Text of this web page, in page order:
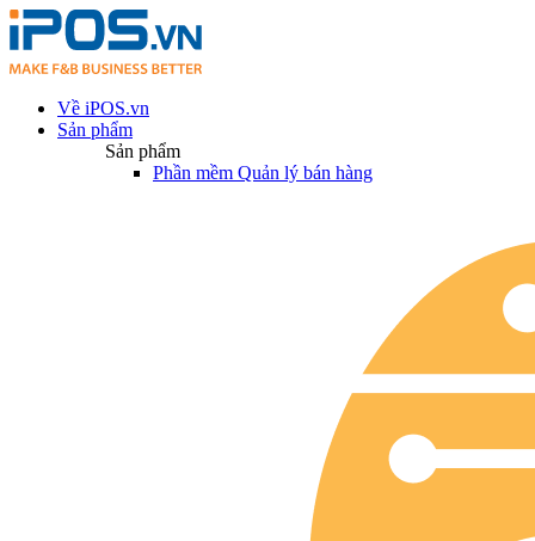
Về iPOS.vn
Sản phẩm
Sản phẩm
Phần mềm Quản lý bán hàng